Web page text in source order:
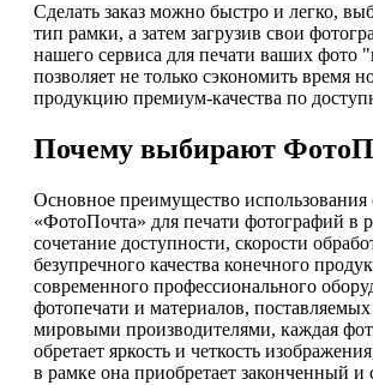
Сделать заказ можно быстро и легко,
тип рамки, а затем загрузив свои
нашего сервиса для печати ваших фото
позволяет не только сэкономить время
продукцию премиум-качества по
Почему выбирают
Основное преимущество использования
«ФотоПочта» для печати фотографий в
сочетание доступности, скорости
безупречного качества конечного
современного профессионального
фотопечати и материалов,
мировыми производителями, каждая
обретает яркость и четкость
в рамке она приобретает законченный